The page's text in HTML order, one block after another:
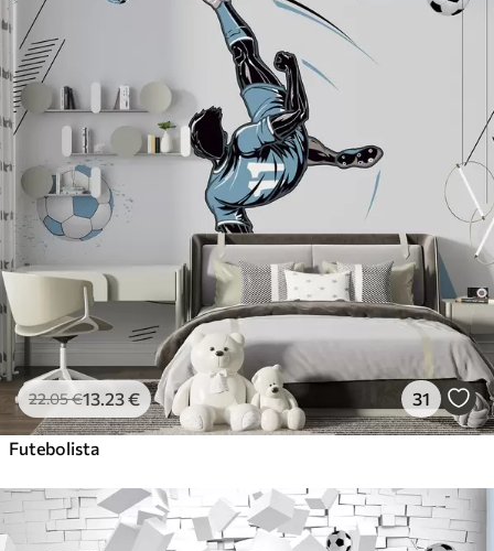
22.05€13 .23€ 31
Futebolista